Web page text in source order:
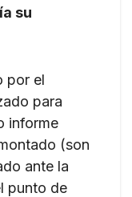
su
por el
para
informe
(son
ante la
punto de